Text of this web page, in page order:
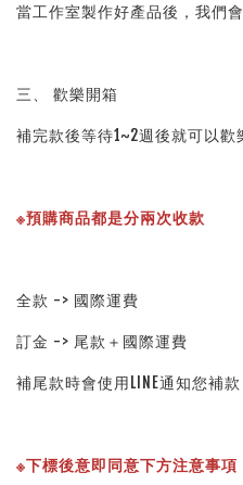
當工作室製作好產品後，我們
三、 歡樂開箱
補完款後等待1~2週後就可以歡
※預購商品都是分兩次收款
全款 -> 國際運費
訂金 -> 尾款＋國際運費
補尾款時會使用LINE通知您補款
※下標後意即同意下方注意事項